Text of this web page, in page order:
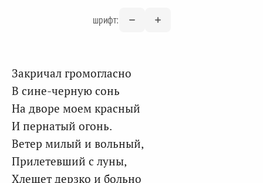
шрифт:
Закричал громогласно
В сине-черную сонь
На дворе моем красный
И пернатый огонь.
Ветер милый и вольный,
Прилетевший с луны,
Хлещет дерзко и больно